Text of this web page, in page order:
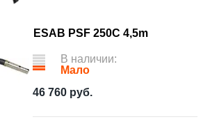
ESAB PSF 250C 4,5m
В наличии:
Мало
46 760 руб.